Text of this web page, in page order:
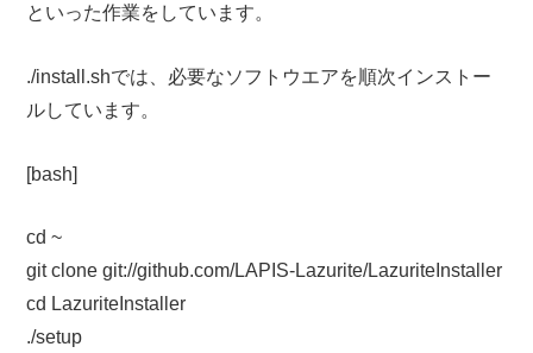
といった作業をしています。
./install.shでは、必要なソフトウエアを順次インストー
ルしています。
[bash]
cd ~
git clone git://github.com/LAPIS-Lazurite/LazuriteInstaller
cd LazuriteInstaller
./setup